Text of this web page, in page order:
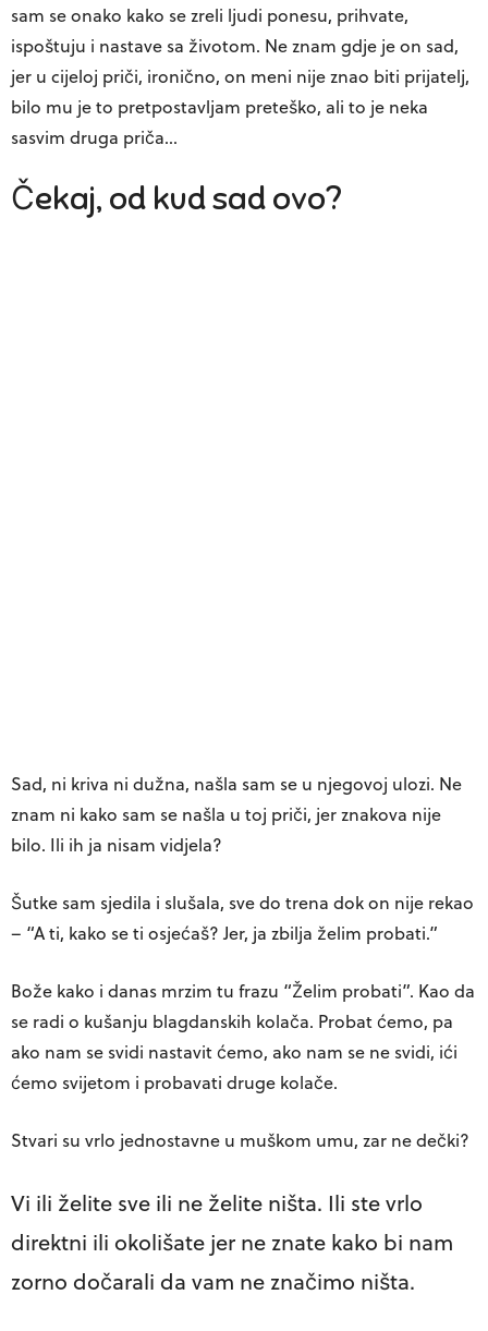
sam se onako kako se zreli ljudi ponesu, prihvate,
ispoštuju i nastave sa životom. Ne znam gdje je on sad,
jer u cijeloj priči, ironično, on meni nije znao biti prijatelj,
bilo mu je to pretpostavljam preteško, ali to je neka
sasvim druga priča…
Čekaj, od kud sad ovo?
Sad, ni kriva ni dužna, našla sam se u njegovoj ulozi. Ne
znam ni kako sam se našla u toj priči, jer znakova nije
bilo. Ili ih ja nisam vidjela?
Šutke sam sjedila i slušala, sve do trena dok on nije rekao
– “A ti, kako se ti osjećaš? Jer, ja zbilja želim probati.”
Bože kako i danas mrzim tu frazu “Želim probati”. Kao da
se radi o kušanju blagdanskih kolača. Probat ćemo, pa
ako nam se svidi nastavit ćemo, ako nam se ne svidi, ići
ćemo svijetom i probavati druge kolače.
Stvari su vrlo jednostavne u muškom umu, zar ne dečki?
Vi ili želite sve ili ne želite ništa. Ili ste vrlo
direktni ili okolišate jer ne znate kako bi nam
zorno dočarali da vam ne značimo ništa.